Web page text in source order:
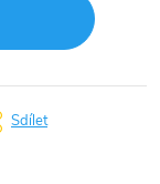
Sdílet